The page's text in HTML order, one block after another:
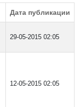
Дата публикации
29-05-2015 02:05
12-05-2015 02:05